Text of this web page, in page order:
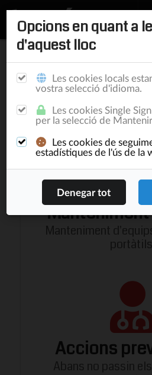
Inici / Serveis / Incubadora
Manteniment
Accions
Opcions en quant a
d'aquest lloc
Les cookies locals
vostra selecció d'idioma.
Les cookies Single
per la selecció de
Les cookies de
estadístiques de l'ús de la